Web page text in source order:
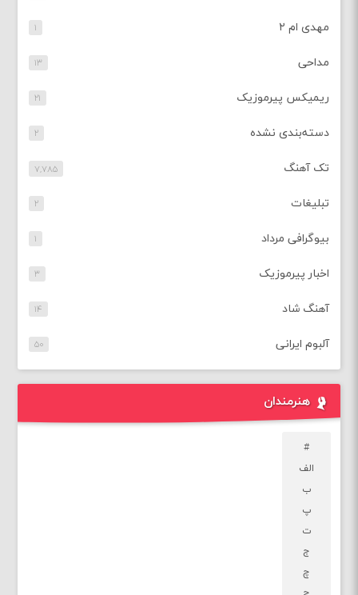
مهدی ام ۲ ۱
مداحی ۱۳
ریمیکس پیرموزیک ۲۱
دسته‌بندی نشده ۲
تک آهنگ ۷,۷۸۵
تبلیغات ۲
بیوگرافی مرداد ۱
اخبار پیرموزیک ۳
آهنگ شاد ۱۴
آلبوم ایرانی ۵۰
هنرمندان
#
الف
ب
پ
ت
ج
چ